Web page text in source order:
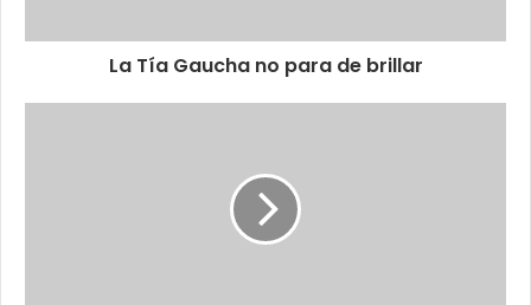
La Tía Gaucha no para de brillar